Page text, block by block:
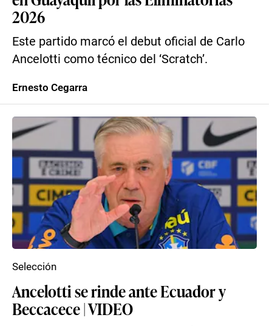
2026
Este partido marcó el debut oficial de Carlo
Ancelotti como técnico del ‘Scratch’.
Ernesto Cegarra
Ancelotti se rinde ante Ecuador y
Beccacece | VIDEO
Selección